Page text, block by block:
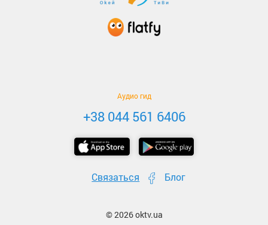
Аудио гид
+38 044 561 6406
Связаться Блог
© 2026 oktv.ua